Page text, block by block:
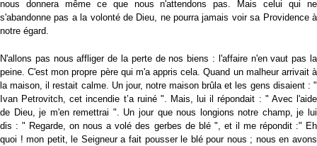
nous donnera même ce que nous n'attendons pas. Mais celui qui ne
s'abandonne pas a la volonté de Dieu, ne pourra jamais voir sa Providence à
notre égard.
N'allons pas nous affliger de la perte de nos biens : l'affaire n'en vaut pas la
peine. C'est mon propre père qui m'a appris cela. Quand un malheur arrivait à
la maison, il restait calme. Un jour, notre maison brûla et les gens disaient : "
Ivan Petrovitch, cet incendie t’a ruiné ". Mais, lui il répondait : " Avec l'aide
de Dieu, je m'en remettrai ". Un jour que nous longions notre champ, je lui
dis : " Regarde, on nous a volé des gerbes de blé ", et il me répondit :" Eh
quoi ! mon petit, le Seigneur a fait pousser le blé pour nous ; nous en avons